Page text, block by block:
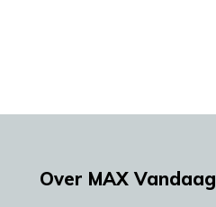
Over MAX Vandaag